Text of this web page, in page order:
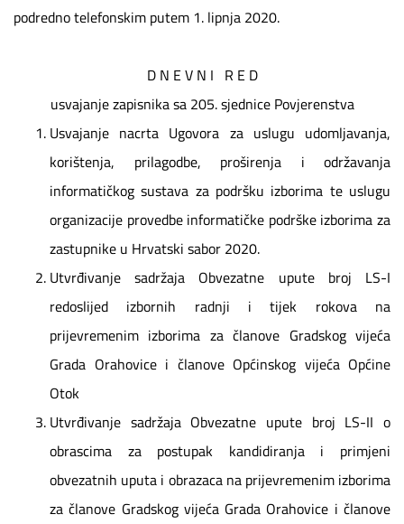
podredno telefonskim putem 1. lipnja 2020.
D N E V N I R E D
usvajanje zapisnika sa 205. sjednice Povjerenstva
Usvajanje nacrta Ugovora za uslugu udomljavanja,
korištenja, prilagodbe, proširenja i održavanja
informatičkog sustava za podršku izborima te uslugu
organizacije provedbe informatičke podrške izborima za
zastupnike u Hrvatski sabor 2020.
Utvrđivanje sadržaja Obvezatne upute broj LS-I
redoslijed izbornih radnji i tijek rokova na
prijevremenim izborima za članove Gradskog vijeća
Grada Orahovice i članove Općinskog vijeća Općine
Otok
Utvrđivanje sadržaja Obvezatne upute broj LS-II o
obrascima za postupak kandidiranja i primjeni
obvezatnih uputa i obrazaca na prijevremenim izborima
za članove Gradskog vijeća Grada Orahovice i članove